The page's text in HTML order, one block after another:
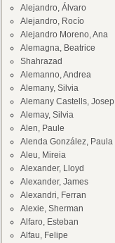
Alejandro, Álvaro
Alejandro, Rocío
Alejandro Moreno, Ana
Alemagna, Beatrice
Shahrazad
Alemanno, Andrea
Alemany, Silvia
Alemany Castells, Josep
Alemay, Silvia
Alen, Paule
Alenda González, Paula
Aleu, Mireia
Alexander, Lloyd
Alexander, James
Alexandri, Ferran
Alexie, Sherman
Alfaro, Esteban
Alfau, Felipe